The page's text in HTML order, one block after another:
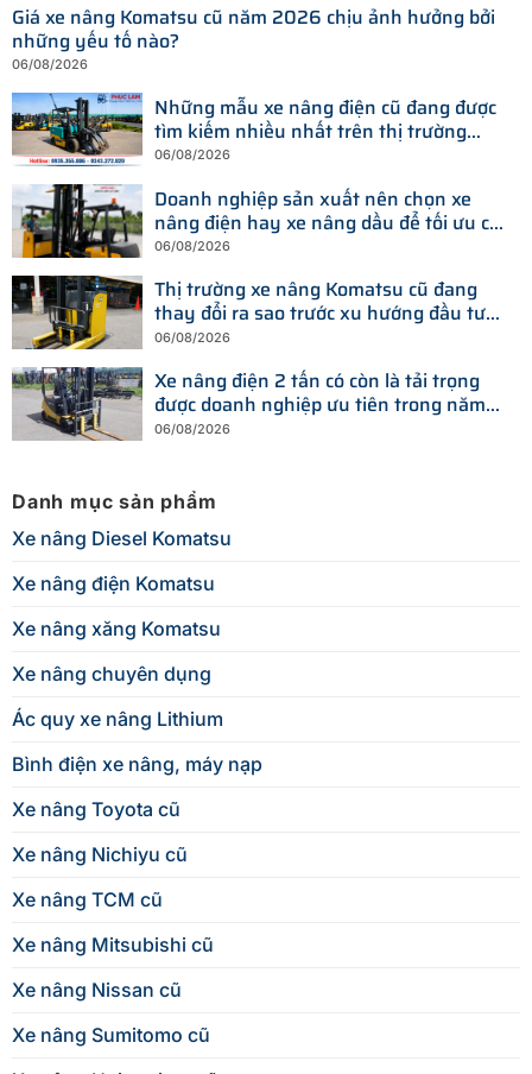
Giá xe nâng Komatsu cũ năm 2026 chịu ảnh hưởng bởi
những yếu tố nào?
06/08/2026
Những mẫu xe nâng điện cũ đang được
tìm kiếm nhiều nhất trên thị trường
hiện nay
06/08/2026
Doanh nghiệp sản xuất nên chọn xe
nâng điện hay xe nâng dầu để tối ưu chi
phí?
06/08/2026
Thị trường xe nâng Komatsu cũ đang
thay đổi ra sao trước xu hướng đầu tư
thiết bị mới?
06/08/2026
Xe nâng điện 2 tấn có còn là tải trọng
được doanh nghiệp ưu tiên trong năm
2026?
06/08/2026
Danh mục sản phẩm
Xe nâng Diesel Komatsu
Xe nâng điện Komatsu
Xe nâng xăng Komatsu
Xe nâng chuyên dụng
Ác quy xe nâng Lithium
Bình điện xe nâng, máy nạp
Xe nâng Toyota cũ
Xe nâng Nichiyu cũ
Xe nâng TCM cũ
Xe nâng Mitsubishi cũ
Xe nâng Nissan cũ
Xe nâng Sumitomo cũ